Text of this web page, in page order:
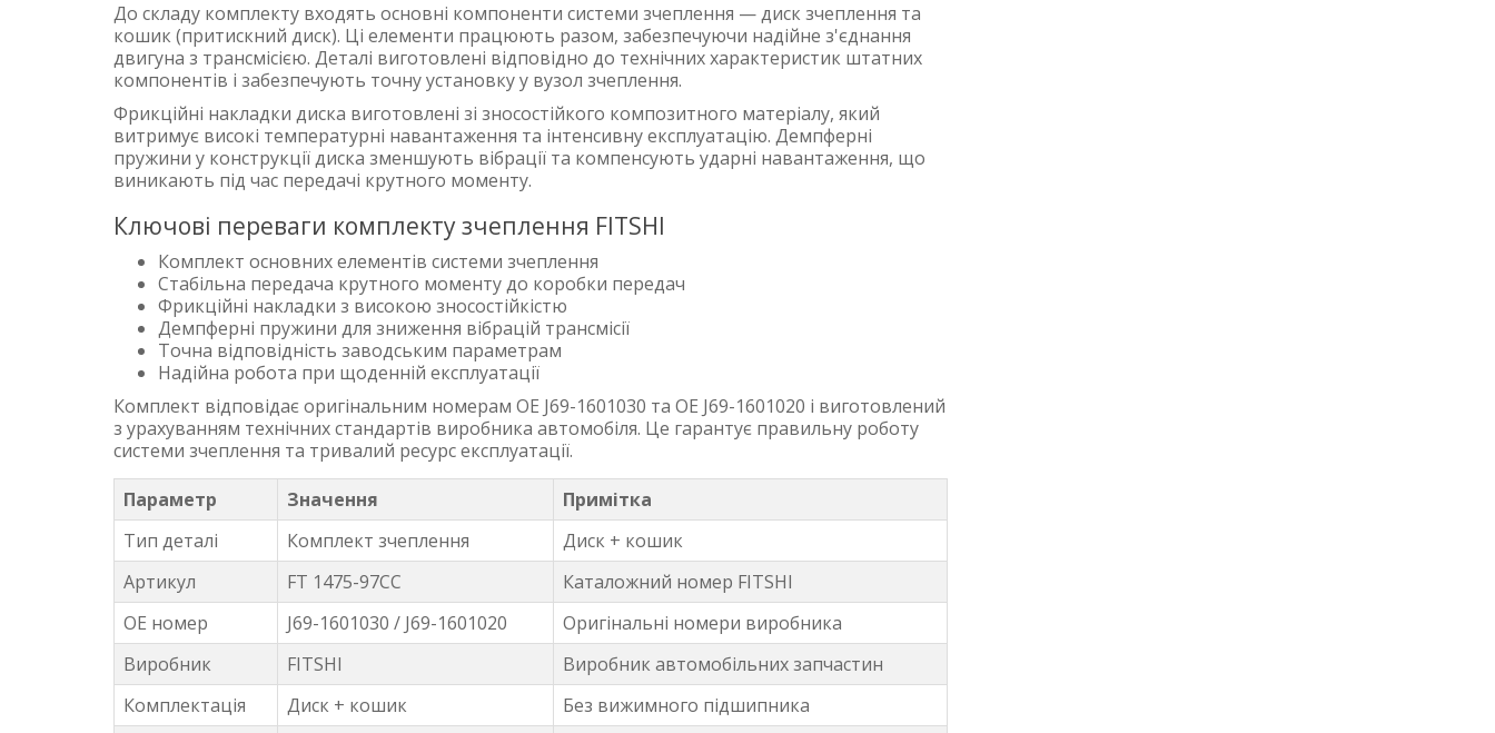
До складу комплекту входять основні компоненти системи зчеплення — диск зчеплення та
кошик (притискний диск). Ці елементи працюють разом, забезпечуючи надійне з'єднання
двигуна з трансмісією. Деталі виготовлені відповідно до технічних характеристик штатних
компонентів і забезпечують точну установку у вузол зчеплення.
Фрикційні накладки диска виготовлені зі зносостійкого композитного матеріалу, який
витримує високі температурні навантаження та інтенсивну експлуатацію. Демпферні
пружини у конструкції диска зменшують вібрації та компенсують ударні навантаження, що
виникають під час передачі крутного моменту.
Ключові переваги комплекту зчеплення FITSHI
Комплект основних елементів системи зчеплення
Стабільна передача крутного моменту до коробки передач
Фрикційні накладки з високою зносостійкістю
Демпферні пружини для зниження вібрацій трансмісії
Точна відповідність заводським параметрам
Надійна робота при щоденній експлуатації
Комплект відповідає оригінальним номерам OE J69-1601030 та OE J69-1601020 і виготовлений
з урахуванням технічних стандартів виробника автомобіля. Це гарантує правильну роботу
системи зчеплення та тривалий ресурс експлуатації.
Параметр
Значення
Примітка
Тип деталі
Комплект зчеплення
Диск + кошик
Артикул
FT 1475-97CC
Каталожний номер FITSHI
OE номер
J69-1601030 / J69-1601020
Оригінальні номери виробника
Виробник
FITSHI
Виробник автомобільних запчастин
Комплектація
Диск + кошик
Без вижимного підшипника